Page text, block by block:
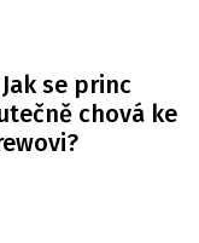
se princ
chová ke